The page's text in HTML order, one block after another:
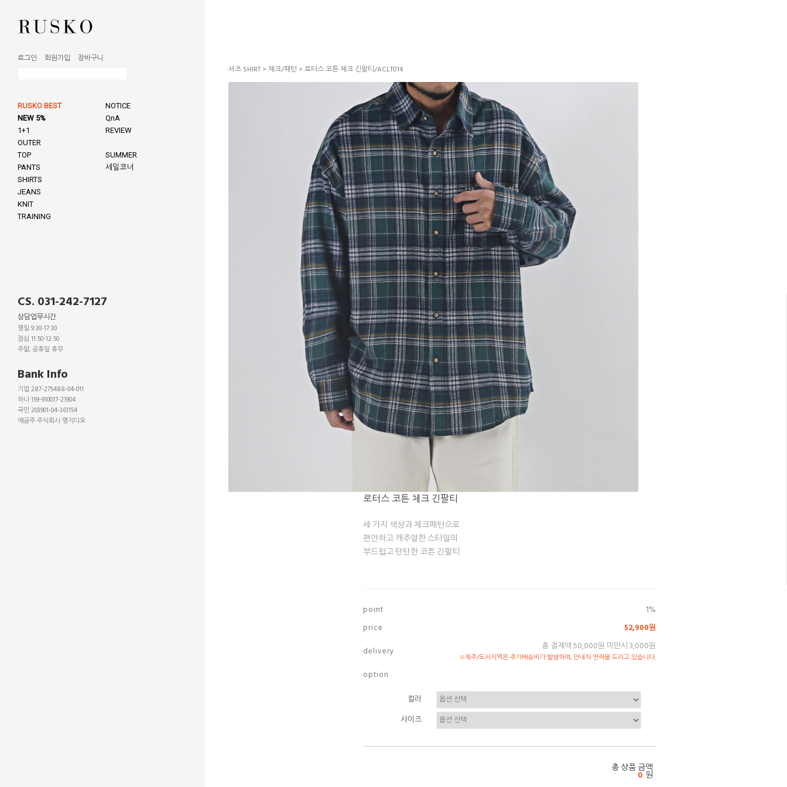
로그인 회원가입 장바구니
RUSKO BEST
NEW 5%
1+1
OUTER
TOP
PANTS
SHIRTS
JEANS
KNIT
TRAINING
NOTICE
QnA
REVIEW
SUMMER
세일코너
CS. 031-242-7127
상담업무시간
평일 9:30-17:30
점심 11:50-12:50
주말, 공휴일 휴무
Bank Info
기업 287-275488-04-011
하나 159-910017-21904
국민 203901-04-361154
예금주 주식회사 명지디오
셔츠 SHIRT > 체크/패턴 > 로터스 코튼 체크 긴팔티/ACLT014
로터스 코튼 체크 긴팔티
세 가지 색상과 체크패턴으로
편안하고 캐주얼한 스타일의
부드럽고 탄탄한 코튼 긴팔티
p o i n t
1%
p r i c e
52,900원
d e l i v e r y
총 결제액 50,000원 미만시 3,000원
※제주/도서지역은 추가배송비가 발생하며, 안내차 연락을 드리고 있습니다.
o p t i o n
컬러
사이즈
총 상품 금액
0 원